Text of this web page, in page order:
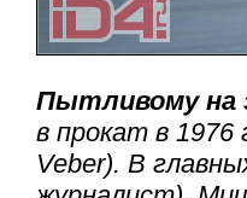
Пытливому на
в прокат в
Veber). В